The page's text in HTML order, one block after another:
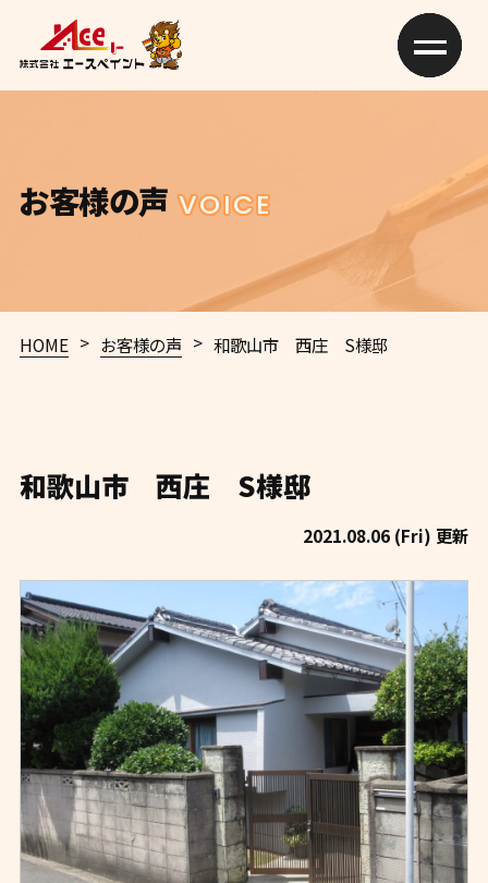
お客様の声 VOICE
HOME > お客様の声 > 和歌山市 西庄 S様邸
和歌山市 西庄 S様邸
2021.08.06 (Fri) 更新